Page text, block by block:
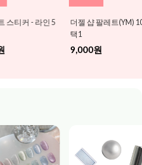
더젤 샵 팔레트(YM) 10종
글리터 문